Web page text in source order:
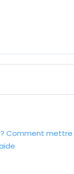
Comment mettre